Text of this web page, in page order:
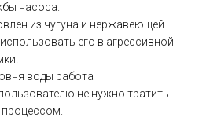
насоса.
из чугуна и нержавеющей
его в агрессивной
воды работа
не нужно тратить